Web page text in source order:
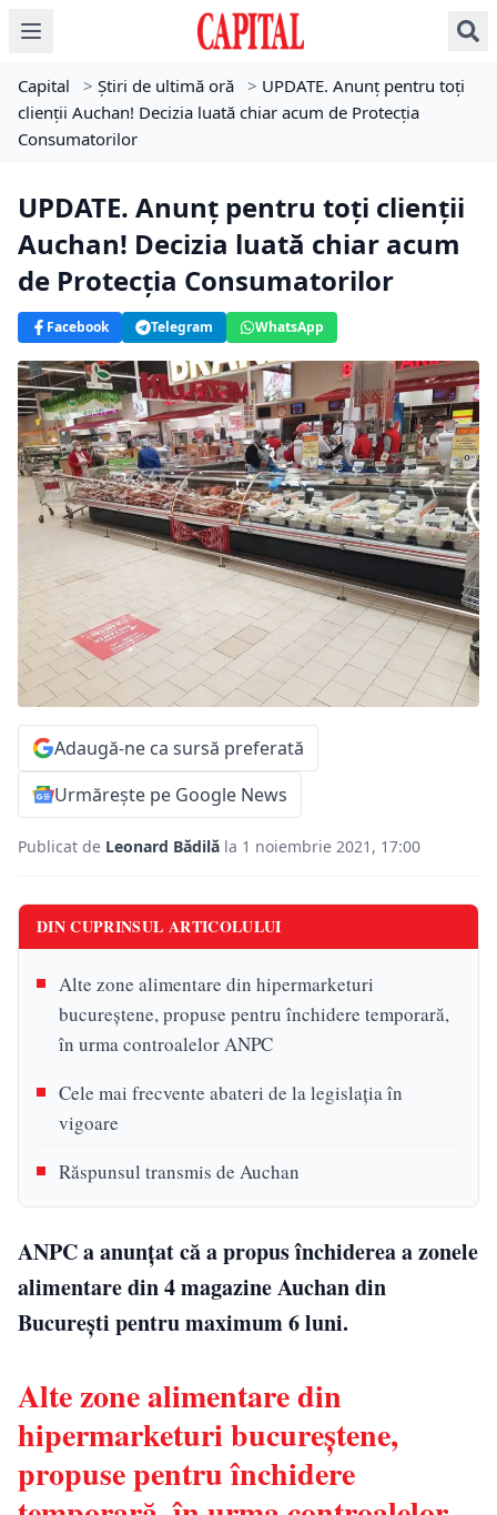
Capital > Știri de ultimă oră > UPDATE. Anunț pentru toți
clienții Auchan! Decizia luată chiar acum de Protecția
Consumatorilor
UPDATE. Anunț pentru toți clienții
Auchan! Decizia luată chiar acum
de Protecția Consumatorilor
Facebook Telegram WhatsApp
Adaugă-ne ca sursă preferată
Urmărește pe Google News
Publicat de Leonard Bădilă la 1 noiembrie 2021, 17:00
DIN CUPRINSUL ARTICOLULUI
Alte zone alimentare din hipermarketuri
bucureștene, propuse pentru închidere temporară,
în urma controalelor ANPC
Cele mai frecvente abateri de la legislația în
vigoare
Răspunsul transmis de Auchan
ANPC a anunțat că a propus închiderea a zonele
alimentare din 4 magazine Auchan din
Bucureşti pentru maximum 6 luni.
Alte zone alimentare din
hipermarketuri bucureștene,
propuse pentru închidere